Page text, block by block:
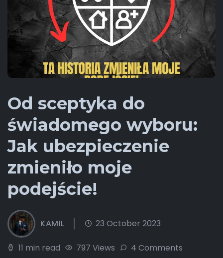
Od sceptyka do
świadomego wyboru:
Jak ubezpieczenie
zmieniło moje
podejście!
KAMIL 23 October 2023
11 min read 797 Views
4 Comments